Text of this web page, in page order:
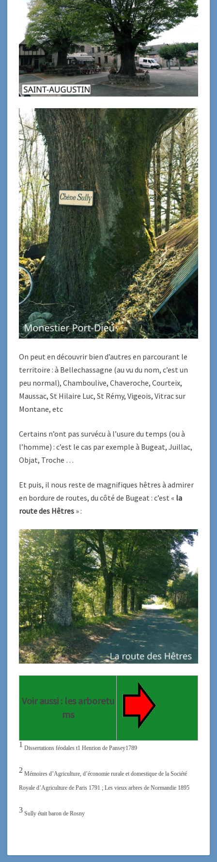
On peut en découvrir bien d’autres en parcourant le
territoire : à Bellechassagne (au vu du nom, c’est un
peu normal), Chamboulive, Chaveroche, Courteix,
Maussac, St Hilaire Luc, St Rémy, Vigeois, Vitrac sur
Montane, etc
Certains n’ont pas survécu à l’usure du temps (ou à
l’homme) : c’est le cas par exemple à Bugeat, Juillac,
Objat, Troche …
Et puis, il nous reste de magnifiques hêtres à admirer
en bordure de routes, du côté de Bugeat : c’est « la
route des Hêtres » :
Voir aussi : les arboretu
ms
1 Dissertations féodales t1 Henrion de Pansey1789
2 Mémoires d’Agriculture, d’économie rurale et domestique de la Société
Royale d’Agriculture de Paris 1791 ; Les vieux arbres de Normandie 1895
3 Sully était baron de Rosny